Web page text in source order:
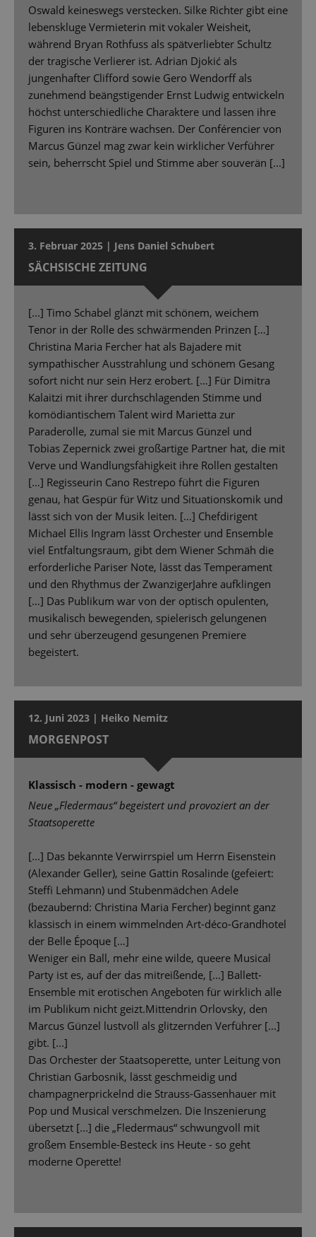
Oswald keineswegs verstecken. Silke Richter gibt eine
lebenskluge Vermieterin mit vokaler Weisheit,
während Bryan Rothfuss als spätverliebter Schultz
der tragische Verlierer ist. Adrian Djokić als
jungenhafter Clifford sowie Gero Wendorff als
zunehmend beängstigender Ernst Ludwig entwickeln
höchst unterschiedliche Charaktere und lassen ihre
Figuren ins Konträre wachsen. Der Conférencier von
Marcus Günzel mag zwar kein wirklicher Verführer
sein, beherrscht Spiel und Stimme aber souverän [...]
3. Februar 2025 | Jens Daniel Schubert
SÄCHSISCHE ZEITUNG
[...] Timo Schabel glänzt mit schönem, weichem
Tenor in der Rolle des schwärmenden Prinzen […]
Christina Maria Fercher hat als Bajadere mit
sympathischer Ausstrahlung und schönem Gesang
sofort nicht nur sein Herz erobert. […] Für Dimitra
Kalaitzi mit ihrer durchschlagenden Stimme und
komödiantischem Talent wird Marietta zur
Paraderolle, zumal sie mit Marcus Günzel und
Tobias Zepernick zwei großartige Partner hat, die mit
Verve und Wandlungsfähigkeit ihre Rollen gestalten
[…] Regisseurin Cano Restrepo führt die Figuren
genau, hat Gespür für Witz und Situationskomik und
lässt sich von der Musik leiten. […] Chefdirigent
Michael Ellis Ingram lässt Orchester und Ensemble
viel Entfaltungsraum, gibt dem Wiener Schmäh die
erforderliche Pariser Note, lässt das Temperament
und den Rhythmus der ZwanzigerJahre aufklingen
[…] Das Publikum war von der optisch opulenten,
musikalisch bewegenden, spielerisch gelungenen
und sehr überzeugend gesungenen Premiere
begeistert.
12. Juni 2023 | Heiko Nemitz
MORGENPOST
Klassisch - modern - gewagt
Neue „Fledermaus“ begeistert und provoziert an der
Staatsoperette
[...] Das bekannte Verwirrspiel um Herrn Eisenstein
(Alexander Geller), seine Gattin Rosalinde (gefeiert:
Stefﬁ Lehmann) und Stubenmädchen Adele
(bezaubernd: Christina Maria Fercher) beginnt ganz
klassisch in einem wimmelnden Art-déco-Grandhotel
der Belle Époque […]
Weniger ein Ball, mehr eine wilde, queere Musical
Party ist es, auf der das mitreißende, [...] Ballett-
Ensemble mit erotischen Angeboten für wirklich alle
im Publikum nicht geizt.Mittendrin Orlovsky, den
Marcus Günzel lustvoll als glitzernden Verführer [...]
gibt. [...]
Das Orchester der Staatsoperette, unter Leitung von
Christian Garbosnik, lässt geschmeidig und
champagnerprickelnd die Strauss-Gassenhauer mit
Pop und Musical verschmelzen. Die Inszenierung
übersetzt [...] die „Fledermaus“ schwungvoll mit
großem Ensemble-Besteck ins Heute - so geht
moderne Operette!